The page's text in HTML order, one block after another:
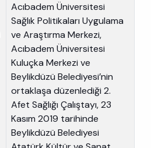
Acıbadem Üniversitesi
Sağlık Politikaları Uygulama
ve Araştırma Merkezi,
Acıbadem Üniversitesi
Kuluçka Merkezi ve
Beylikdüzü Belediyesi’nin
ortaklaşa düzenlediği 2.
Afet Sağlığı Çalıştayı, 23
Kasım 2019 tarihinde
Beylikdüzü Belediyesi